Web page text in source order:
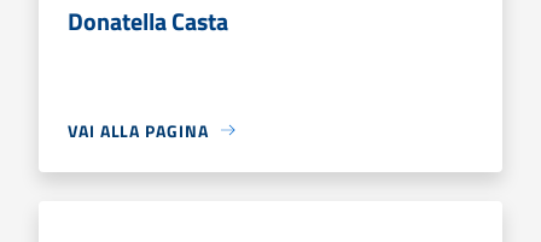
Donatella Casta
VAI ALLA PAGINA